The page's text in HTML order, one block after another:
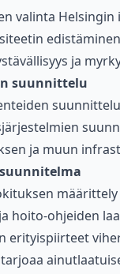
valinta
edistäminen
ja
suunnittelu
suunnittelu
ja muun
määrittely
hoito-ohjeiden
erityispiirteet